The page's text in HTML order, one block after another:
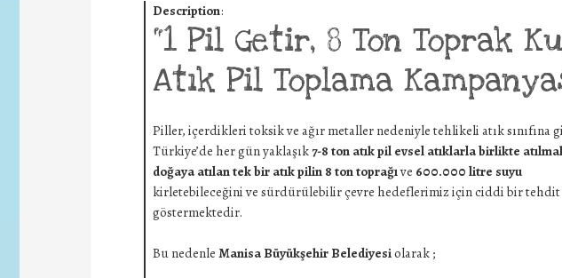
Description:
“1 Pil Getir, 8 Ton Toprak
Atık Pil Toplama
Piller, içerdikleri toksik ve ağır metaller nedeniyle tehlikeli atık sınıfına
Türkiye’de her gün yaklaşık7-8 ton atık pil evsel atıklarla birlikte
doğaya atılan tek bir atık pilin 8 ton toprağıve 600.000 litre suyu
kirletebileceğinive sürdürülebilir çevre hedeflerimiz için ciddi bir
göstermektedir.
Bu nedenle Manisa Büyükşehir Belediyesiolarak ;